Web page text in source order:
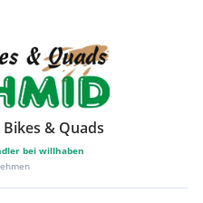
& Quads
bei willhaben